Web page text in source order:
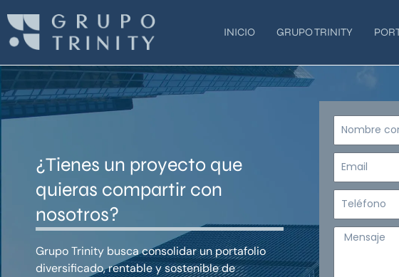
contenido
INICIO GRUPO TRINITY
¿Tienes un proyecto que
quieras compartir con
nosotros?
Grupo Trinity busca consolidar un portafolio
diversificado, rentable y sostenible de
Nombre
Email
Teléfono
Mensaje